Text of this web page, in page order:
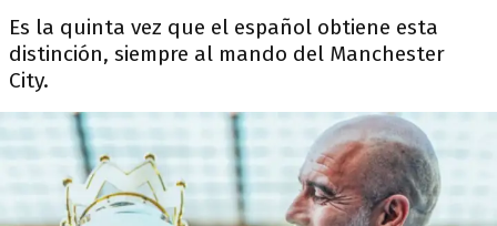
Es la quinta vez que el español obtiene esta
distinción, siempre al mando del Manchester
City.